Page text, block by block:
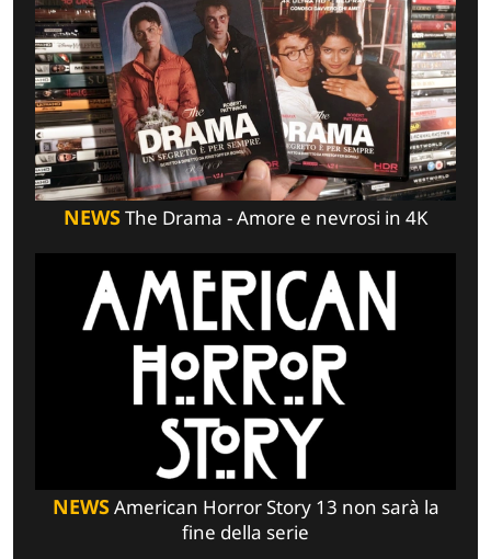
NEWSThe Drama - Amore e nevrosi in 4K
NEWSAmerican Horror Story 13 non sarà la
fine della serie